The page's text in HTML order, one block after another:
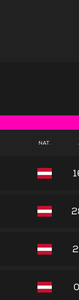
NAT.